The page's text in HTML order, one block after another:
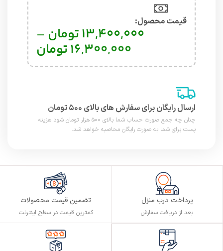
قیمت محصول:​
13,400,000تومان –
16,300,000تومان
ارسال رایگان برای سفارش های بالای ۵۰۰ تومان
چنان چه جمع صورت حساب شما بالای ۵۰۰ هزار تومان شود هزینه
پست برای شما به صورت رایگان محاصبه خواهد شد.
پرداخت درب منزل
بعد از دریافت سفارش
تضمین قیمت محصولات
کمترین قیمت در سطح اینترنت